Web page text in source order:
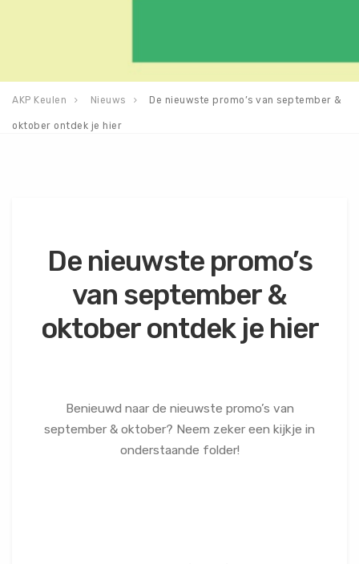
AKP Keulen Nieuws De nieuwste promo’s van september &
oktober ontdek je hier
De nieuwste promo’s
van september &
oktober ontdek je hier
Benieuwd naar de nieuwste promo’s van
september & oktober? Neem zeker een kijkje in
onderstaande folder!